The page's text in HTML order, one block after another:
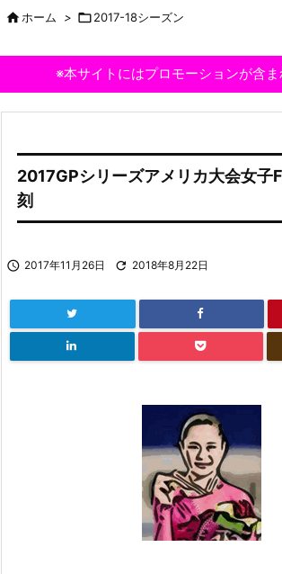
ホーム > 2017-18シーズン
※本サイトにはプロモーションが含
2017GPシリーズアメリカ大会女子
刻
 2017年11月26日  2018年8月22日